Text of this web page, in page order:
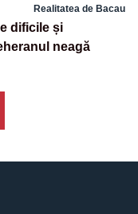
Realitatea de Bacau
dificile și
neagă